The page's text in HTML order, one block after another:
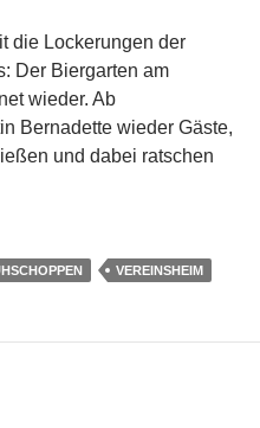
die Lockerungen der
Der Biergarten am
wieder. Ab
Bernadette wieder Gäste,
und dabei ratschen
VEREINSHEIM